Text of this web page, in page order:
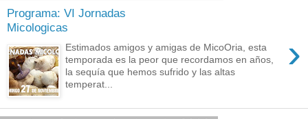
Programa: VI Jornadas
Micologicas
›
Estimados amigos y amigas de MicoOria, esta
temporada es la peor que recordamos en años,
la sequía que hemos sufrido y las altas
temperat...